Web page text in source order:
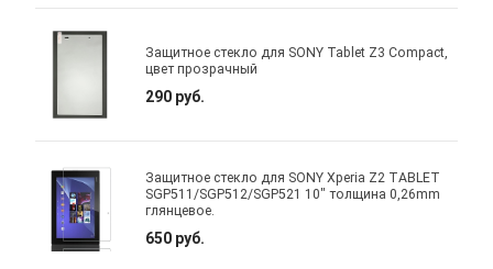
Защитное стекло для SONY Tablet Z3 Compact,
цвет прозрачный
290 руб.
Защитное стекло для SONY Xperia Z2 TABLET
SGP511/SGP512/SGP521 10" толщина 0,26mm
глянцевое.
650 руб.